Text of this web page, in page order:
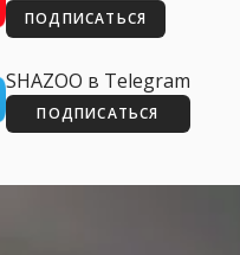
ПОДПИСАТЬСЯ
SHAZOO в Telegram
ПОДПИСАТЬСЯ